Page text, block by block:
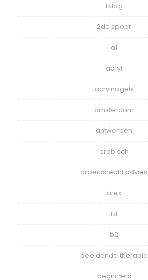
1 dag
2de spoor
a1
acryl
acrylnagels
amsterdam
antwerpen
arabisch
arbeidsrecht advies
atex
b1
b2
beeldende therapie
beginners